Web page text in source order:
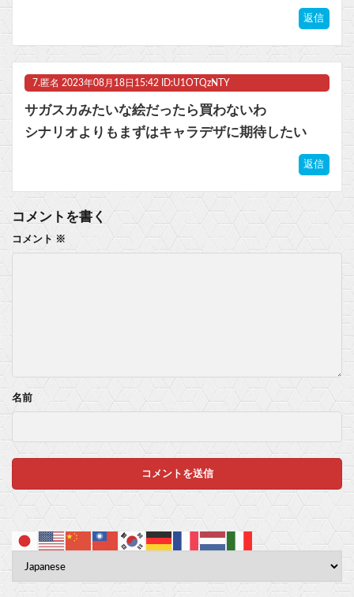
返信
7. 匿名 2023年08月18日15:42 ID:U1OTQzNTY
サガスカみたいな絵だったら買わないわ
シナリオよりもまずはキャラデザに期待したい
返信
コメントを書く
コメント ※
名前